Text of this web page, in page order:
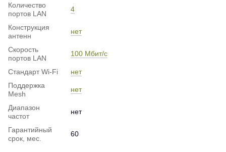
Количество
портов LAN
4
Конструкция
антенн
нет
Скорость
портов LAN
100 Мбит/с
Стандарт Wi-Fi
нет
Поддержка
Mesh
нет
Диапазон
частот
нет
Гарантийный
срок, мес.
60